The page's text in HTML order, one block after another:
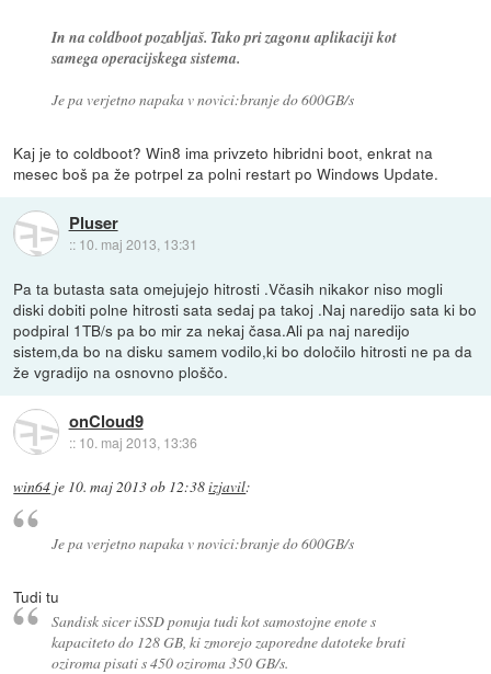
In na coldboot pozabljaš. Tako pri zagonu aplikaciji kot
samega operacijskega sistema.
Je pa verjetno napaka v novici:branje do 600GB/s
Kaj je to coldboot? Win8 ima privzeto hibridni boot, enkrat na
mesec boš pa že potrpel za polni restart po Windows Update.
Pluser
:: 10. maj 2013, 13:31
Pa ta butasta sata omejujejo hitrosti .Včasih nikakor niso mogli
diski dobiti polne hitrosti sata sedaj pa takoj .Naj naredijo sata ki bo
podpiral 1TB/s pa bo mir za nekaj časa.Ali pa naj naredijo
sistem,da bo na disku samem vodilo,ki bo določilo hitrosti ne pa da
že vgradijo na osnovno ploščo.
onCloud9
:: 10. maj 2013, 13:36
win64 je 10. maj 2013 ob 12:38izjavil:
Je pa verjetno napaka v novici:branje do 600GB/s
Tudi tu
Sandisk sicer iSSD ponuja tudi kot samostojne enote s
kapaciteto do 128 GB, ki zmorejo zaporedne datoteke brati
oziroma pisati s 450 oziroma 350 GB/s.